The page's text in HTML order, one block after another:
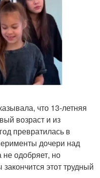
что 13-летняя
возраст и из
превратилась в
дочери над
одобряет, но
этот трудный